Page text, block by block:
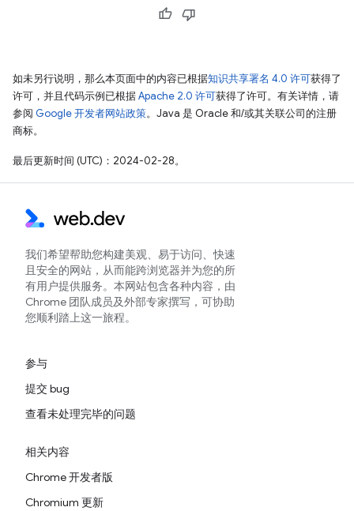
如未另行说明，那么本页面中的内容已根据知识共享署名 4.0 许可获得了
许可，并且代码示例已根据Apache 2.0 许可获得了许可。有关详情，请
参阅 Google 开发者网站政策。Java 是 Oracle 和/或其关联公司的注册
商标。
最后更新时间 (UTC)：2024-02-28。
我们希望帮助您构建美观、易于访问、快速
且安全的网站，从而能跨浏览器并为您的所
有用户提供服务。本网站包含各种内容，由
Chrome 团队成员及外部专家撰写，可协助
您顺利踏上这一旅程。
参与
提交 bug
查看未处理完毕的问题
相关内容
Chrome 开发者版
Chromium 更新